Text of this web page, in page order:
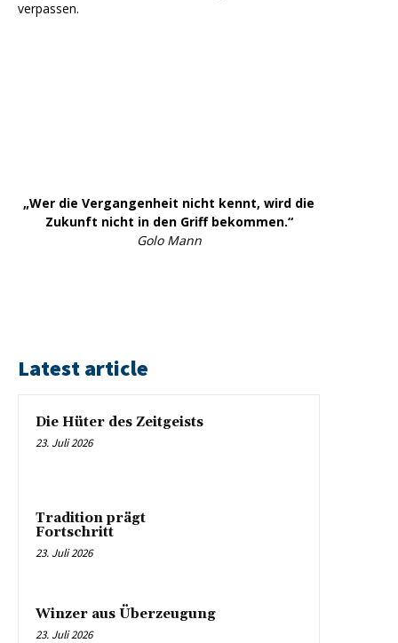
verpassen.
„Wer die Vergangenheit nicht kennt, wird die
Zukunft nicht in den Griff bekommen.“
Golo Mann
Latest article
Die Hüter des Zeitgeists
23. Juli 2026
Tradition prägt
Fortschritt
23. Juli 2026
Winzer aus Überzeugung
23. Juli 2026